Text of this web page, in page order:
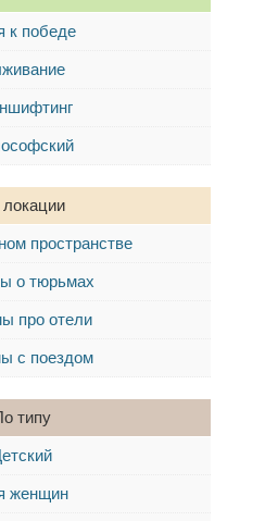
к победе
пространстве
о тюрьмах
про отели
с поездом
типу
женщин